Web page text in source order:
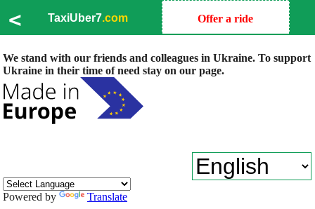
< TaxiUber7.com Offer a ride
We stand with our friends and colleagues in Ukraine. To support
Ukraine in their time of need stay on our page.
Powered by Translate